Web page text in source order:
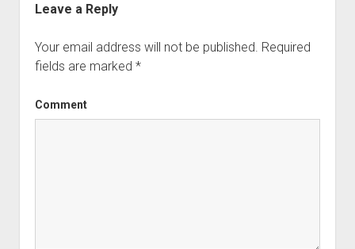
Leave a Reply
Your email address will not be published. Required
fields are marked *
Comment